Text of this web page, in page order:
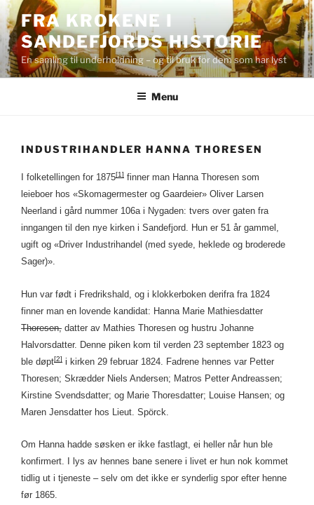
Skip
to
content
FRA KROKENE I
SANDEFJORDS HISTORIE
En samling til underholdning – og til bruk for dem som har lyst
Menu
INDUSTRIHANDLER HANNA THORESEN
I folketellingen for 1875[1] finner man Hanna Thoresen som
leieboer hos «Skomagermester og Gaardeier» Oliver Larsen
Neerland i gård nummer 106a i Nygaden: tvers over gaten fra
inngangen til den nye kirken i Sandefjord. Hun er 51 år gammel,
ugift og «Driver Industrihandel (med syede, heklede og broderede
Sager)».
Hun var født i Fredrikshald, og i klokkerboken derifra fra 1824
finner man en lovende kandidat: Hanna Marie Mathiesdatter
Thoresen, datter av Mathies Thoresen og hustru Johanne
Halvorsdatter. Denne piken kom til verden 23 september 1823 og
ble døpt[2] i kirken 29 februar 1824. Fadrene hennes var Petter
Thoresen; Skrædder Niels Andersen; Matros Petter Andreassen;
Kirstine Svendsdatter; og Marie Thoresdatter; Louise Hansen; og
Maren Jensdatter hos Lieut. Spörck.
Om Hanna hadde søsken er ikke fastlagt, ei heller når hun ble
konfirmert. I lys av hennes bane senere i livet er hun nok kommet
tidlig ut i tjeneste – selv om det ikke er synderlig spor efter henne
før 1865.